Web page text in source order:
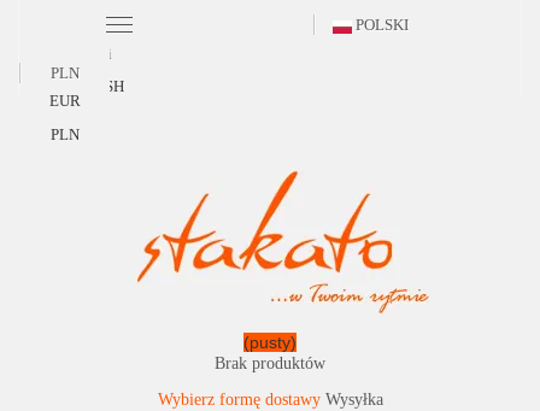
POLSKI
Polski
ENGLISH
PLN
EUR
PLN
(pusty)
Brak produktów
Wybierz formę dostawy Wysyłka